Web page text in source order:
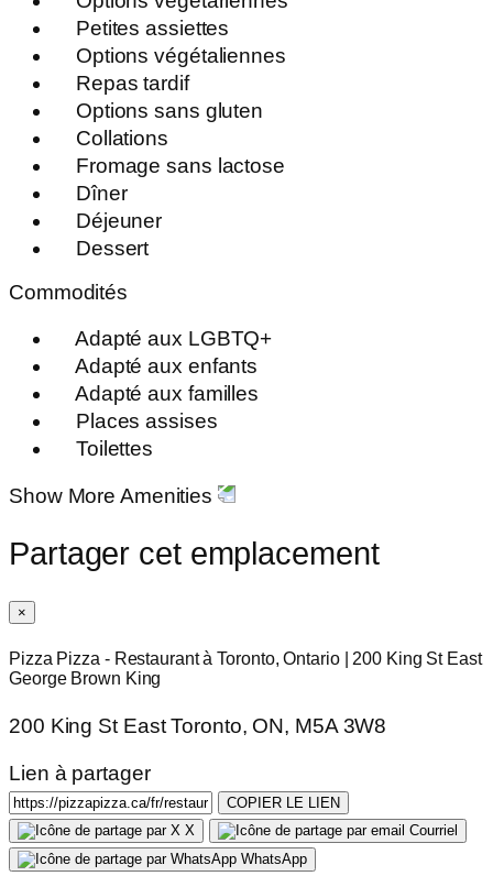
Petites assiettes
Options végétaliennes
Repas tardif
Options sans gluten
Collations
Fromage sans lactose
Dîner
Déjeuner
Dessert
Commodités
Adapté aux LGBTQ+
Adapté aux enfants
Adapté aux familles
Places assises
Toilettes
Show More Amenities
Partager cet emplacement
×
Pizza Pizza - Restaurant à Toronto, Ontario | 200 King St East
George Brown King
200 King St East Toronto, ON, M5A 3W8
Lien à partager
COPIER LE LIEN
X
Courriel
WhatsApp